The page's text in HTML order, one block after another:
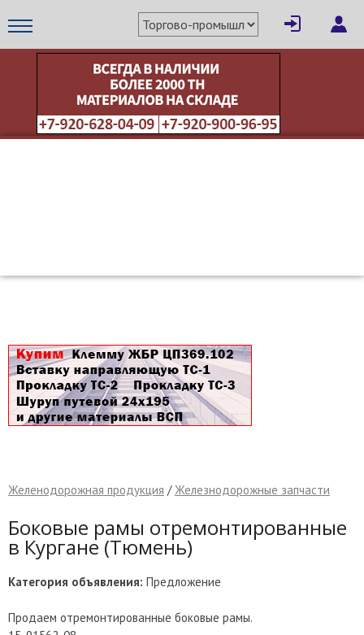
Желенодорожная продукция /Железнодорожные запчасти
Боковые рамы отремонтированные
в Кургане (Тюмень)
Категория объявления: Предложение
Продаем отремонтированные боковые рамы.
× Написать поставщику